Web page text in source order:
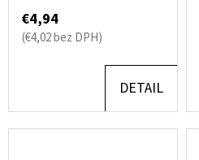
€4,94
(€4,02 bez DPH)
DETAIL